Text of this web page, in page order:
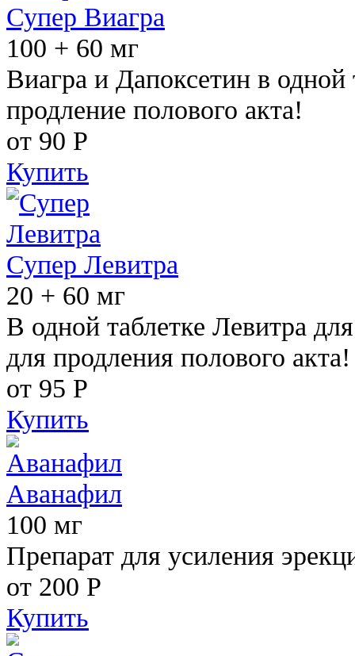
Супер Виагра
100 + 60 мг
Виагра и Дапоксетин в одной
продление полового акта!
от 90 Р
Купить
Супер Левитра
20 + 60 мг
В одной таблетке Левитра
для продления полового акта!
от 95 Р
Купить
Аванафил
100 мг
Препарат для усиления
от 200 Р
Купить